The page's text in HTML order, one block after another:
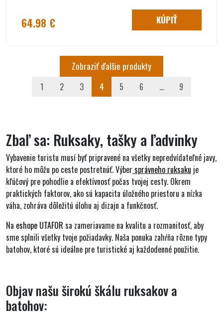
64.98 € KÚPIŤ
Zobraziť ďalšie produkty
1 2 3 4 5 6 ... 9
Zbaľ sa: Ruksaky, tašky a ľadvinky
Vybavenie turistu musí byť pripravené na všetky nepredvídateľné javy,
ktoré ho môžu po ceste postretnúť. Výber správneho ruksaku je
kľúčový pre pohodlie a efektívnosť počas tvojej cesty. Okrem
praktických faktorov, ako sú kapacita úložného priestoru a nízka
váha, zohráva dôležitú úlohu aj dizajn a funkčnosť.
Na eshope UTAFOR sa zameriavame na kvalitu a rozmanitosť, aby
sme splnili všetky tvoje požiadavky. Naša ponuka zahŕňa rôzne typy
batohov, ktoré sú ideálne pre turistické aj každodenné použitie.
Objav našu širokú škálu ruksakov a
batohov: